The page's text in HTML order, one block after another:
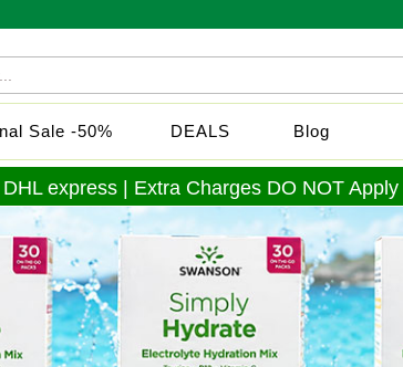
Sale -50% DEALS Blog
express | Extra Charges DO NOT